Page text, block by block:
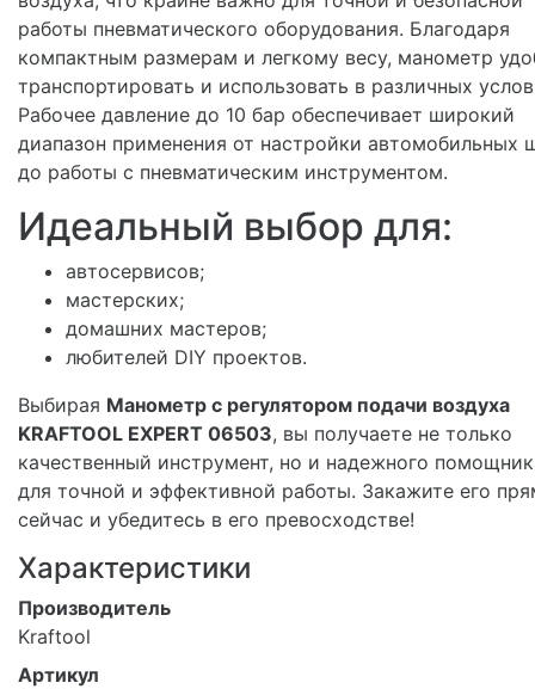
работы пневматического оборудования. Благодаря
компактным размерам и легкому весу, манометр
транспортировать и использовать в различных
Рабочее давление до 10 бар обеспечивает широкий
диапазон применения от настройки автомобильных
до работы с пневматическим инструментом.
Идеальный выбор для:
автосервисов;
мастерских;
домашних мастеров;
любителей DIY проектов.
Выбирая Манометр с регулятором подачи воздуха
KRAFTOOL EXPERT 06503, вы получаете не только
качественный инструмент, но и надежного
для точной и эффективной работы. Закажите его
сейчас и убедитесь в его превосходстве!
Характеристики
Производитель
Kraftool
Артикул